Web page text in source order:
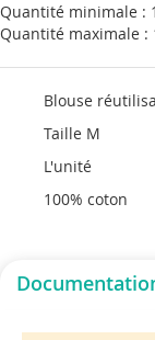
Quantité minimale : 1
Quantité maximale :
Blouse
Taille M
L'unité
100% coton